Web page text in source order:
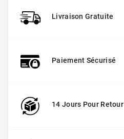
Livraison Gratuite
Paiement Sécurisé
14 Jours Pour Retour